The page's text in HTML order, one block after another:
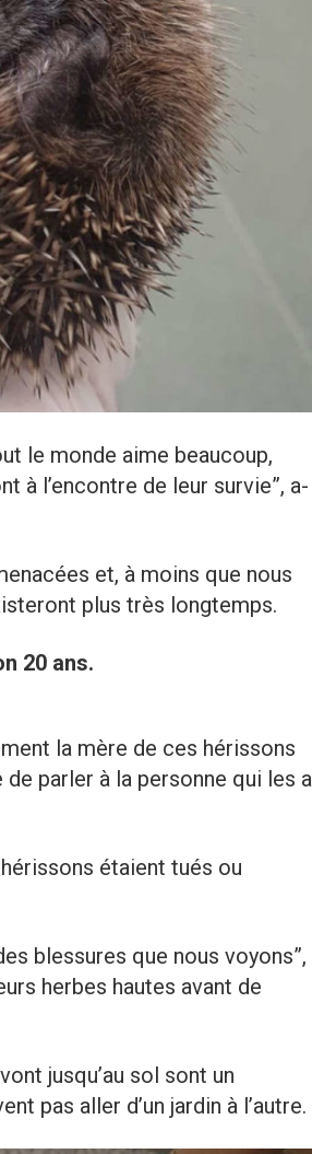
le monde aime beaucoup,
à l’encontre de leur survie”, a-
et, à moins que nous
plus très longtemps.
20 ans.
la mère de ces hérissons
parler à la personne qui les a
étaient tués ou
blessures que nous voyons”,
herbes hautes avant de
jusqu’au sol sont un
pas aller d’un jardin à l’autre.